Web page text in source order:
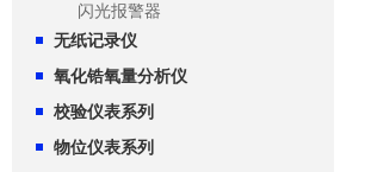
闪光报警器
无纸记录仪
氧化锆氧量分析仪
校验仪表系列
物位仪表系列